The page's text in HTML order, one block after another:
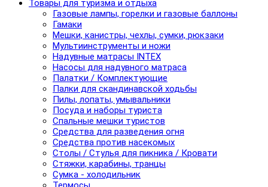
Товары для туризма и отдыха
Газовые лампы, горелки и газовые баллоны
Гамаки
Мешки, канистры, чехлы, сумки, рюкзаки
Мультиинструменты и ножи
Надувные матрасы INTEX
Насосы для надувного матраса
Палатки / Комплектующие
Палки для скандинавской ходьбы
Пилы, лопаты, умывальники
Посуда и наборы туриста
Спальные мешки туристов
Средства для разведения огня
Средства против насекомых
Столы / Стулья для пикника / Кровати
Стяжки, карабины, транцы
Сумка - холодильник